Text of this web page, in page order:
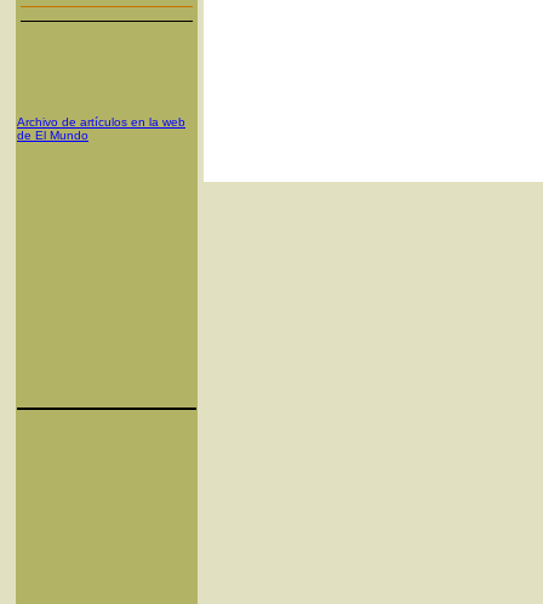
Archivo de artículos en la web
de El Mundo